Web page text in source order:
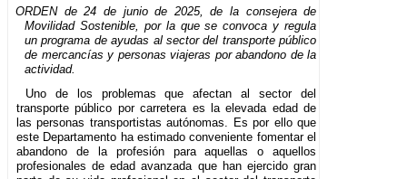
ORDEN de 24 de junio de 2025, de la consejera de
Movilidad Sostenible, por la que se convoca y regula
un programa de ayudas al sector del transporte público
de mercancías y personas viajeras por abandono de la
actividad.
Uno de los problemas que afectan al sector del
transporte público por carretera es la elevada edad de
las personas transportistas autónomas. Es por ello que
este Departamento ha estimado conveniente fomentar el
abandono de la profesión para aquellas o aquellos
profesionales de edad avanzada que han ejercido gran